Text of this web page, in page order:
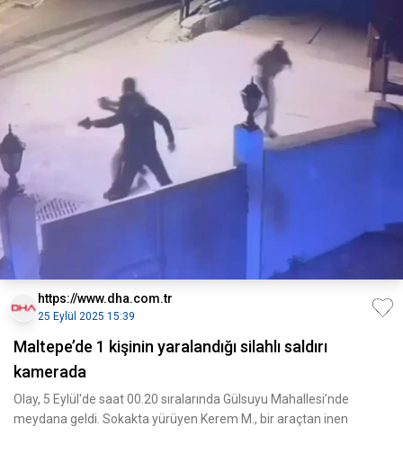
https://www.dha.com.tr
25 Eylül 2025 15:39
Maltepe’de 1 kişinin yaralandığı silahlı saldırı
kamerada
Olay, 5 Eylül'de saat 00.20 sıralarında Gülsuyu Mahallesi’nde
meydana geldi. Sokakta yürüyen Kerem M., bir araçtan inen